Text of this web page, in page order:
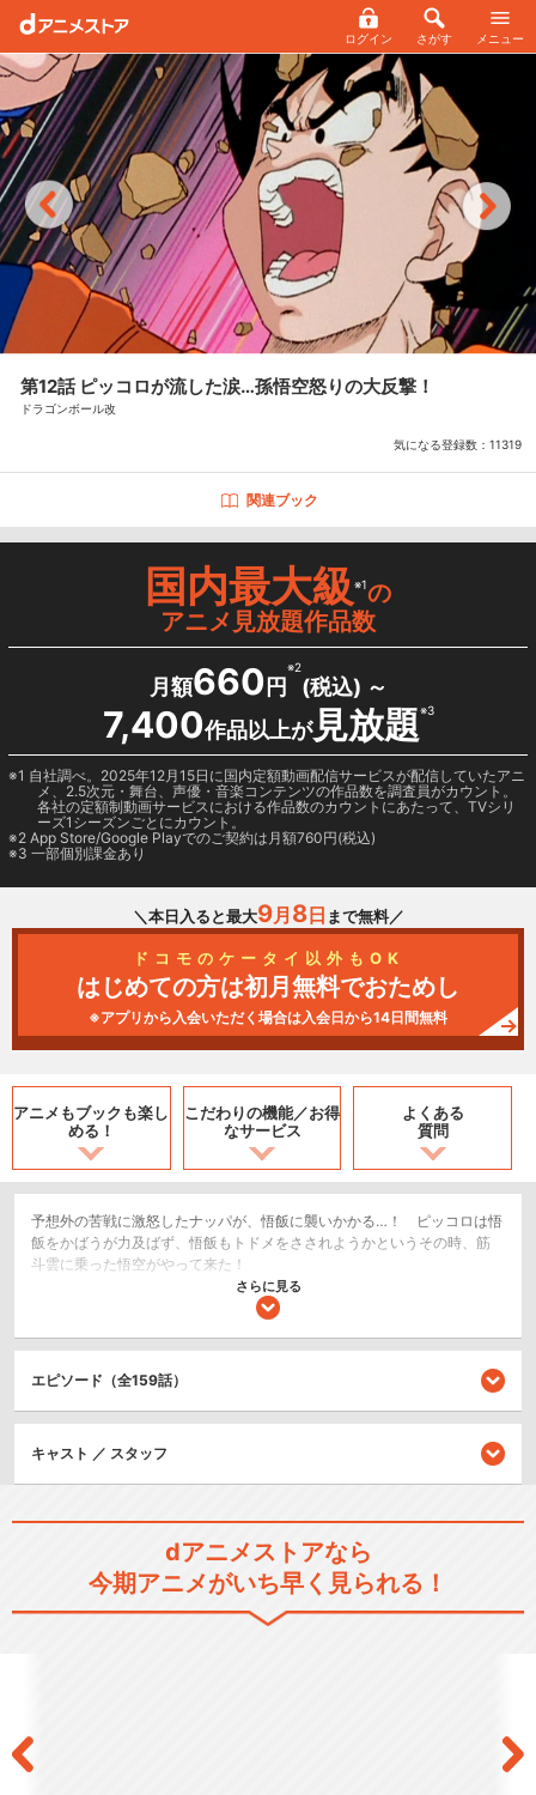
ログイン さがす メニュー
第12話 ピッコロが流した涙…孫悟空怒りの大反撃！
ドラゴンボール改
気になる登録数： 11319
関連ブック
国内最大級※1の
アニメ見放題作品数
月額660 円
※2
(税込) ～
7,400作品以上が見放題※3
1 自社調べ。2025年12月15日に国内定額動画配信サービスが配信していたアニ
メ、2.5次元・舞台、声優・音楽コンテンツの作品数を調査員がカウント。
各社の定額制動画サービスにおける作品数のカウントにあたって、TVシリ
ーズ1シーズンごとにカウント。
2 App Store/Google Playでのご契約は月額760円(税込)
3 一部個別課金あり
＼本日入ると最大9月 8日 まで無料／
ドコモのケータイ以外もOK
はじめての方は初月無料でおためし
※アプリから入会いただく場合は入会日から14日間無料
アニメもブックも楽し
める！
こだわりの機能／お得
なサービス
よくある
質問
予想外の苦戦に激怒したナッパが、悟飯に襲いかかる…！ ピッコロは悟
飯をかばうが力及ばず、悟飯もトドメをさされようかというその時、筋
斗雲に乗った悟空がやって来た！
シリーズ／関連のアニメ作品
ドラゴンボールＺ
さらに見る
エピソード（全159話）
キャスト ／ スタッフ
dアニメストアなら
今期アニメがいち早く見られる！